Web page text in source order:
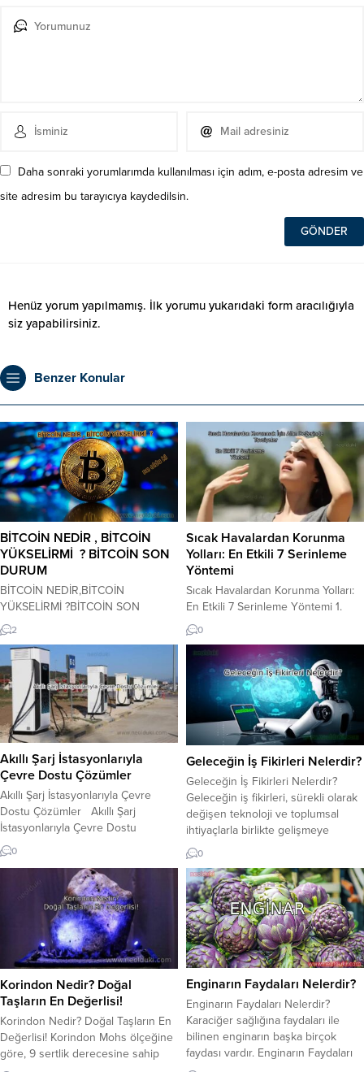
Daha sonraki yorumlarımda kullanılması için adım, e-posta adresim ve
site adresim bu tarayıcıya kaydedilsin.
Henüz yorum yapılmamış. İlk yorumu yukarıdaki form aracılığıyla
siz yapabilirsiniz.
Benzer Konular
BİTCOİN NEDİR , BİTCOİN
YÜKSELİRMİ ? BİTCOİN SON
DURUM
BİTCOİN NEDİR,BİTCOİN
YÜKSELİRMİ ?BİTCOİN SON
DURUM Bitcoin nedir ,Bitcoin
yükselebilir mi ? Bitcoin son
durumu nedir ? Ne zaman çıkışa
geçer ? Yükseliş başlama tarihi belli
mi? Kripto para birimlerinin atası
olarak bilinen ve BTC’ye BITCOIN
takma adı verilen bu kripto para
birimi, 2008 yılında Satoshi
Nakamoto isimli kimliği belirsiz...
2
Sıcak Havalardan Korunma
Yolları: En Etkili 7 Serinleme
Yöntemi
Sıcak Havalardan Korunma Yolları:
En Etkili 7 Serinleme Yöntemi 1.
Vücudun En Büyük İhtiyacı: Akıllı
Sıvı Tüketimi Sıcak havada serin
kalmanın ilk ve en önemli kuralı,
vücudun su dengesini (hidrasyon)
korumaktır. Hava sıcaklığı arttıkça,
vücudumuz terleme yoluyla ısıyı
düşürmeye çalışır. Bu süreçte
sadece su değil, sodyum ve
potasyum gibi hayati...
0
Akıllı Şarj İstasyonlarıyla
Çevre Dostu Çözümler
Akıllı Şarj İstasyonlarıyla Çevre
Dostu Çözümler Akıllı Şarj
İstasyonlarıyla Çevre Dostu
Çözümler sunmak doğal yaşam için
oldukça önemlidir. Günümüzde
teknolojinin gelişmesiyle birlikte,
mobil cihazlar hayatımızın ayrılmaz
bir parçası haline geldi. Bu cihazlar,
her gün milyonlarca insan
tarafından kullanılıyor. Ancak, bu
cihazların şarj edilmesi için
zarar...
0
Geleceğin İş Fikirleri Nelerdir?
Geleceğin İş Fikirleri Nelerdir?
Geleceğin iş fikirleri, sürekli olarak
değişen teknoloji ve toplumsal
ihtiyaçlarla birlikte gelişmeye
devam edecektir. İş dünyasında
dikkate alınması gereken bazı
potansiyel iş fikirleri aşağıda
listelenmiştir: Yenilenebilir enerji
alanında faaliyet gösteren şirketler:
Sürdürülebilir enerji kaynaklarına
olan talep giderek artmaktadır.
Güneş, rüzgar, hidroelektrik gibi
yenilenebilir enerji kaynaklarının
kullanımını...
0
Korindon Nedir? Doğal
Taşların En Değerlisi!
Korindon Nedir? Doğal Taşların En
Değerlisi! Korindon Mohs ölçeğine
göre, 9 sertlik derecesine sahip
Enginarın Faydaları Nelerdir?
Enginarın Faydaları Nelerdir?
Karaciğer sağlığına faydaları ile
bilinen enginarın başka birçok
faydası vardır. Enginarın Faydaları